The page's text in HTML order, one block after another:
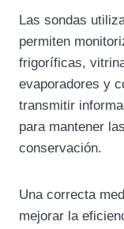
Las sondas
permiten
frigoríficas,
evaporadores y
transmitir
para mantener
conservación.
Una correcta
mejorar la